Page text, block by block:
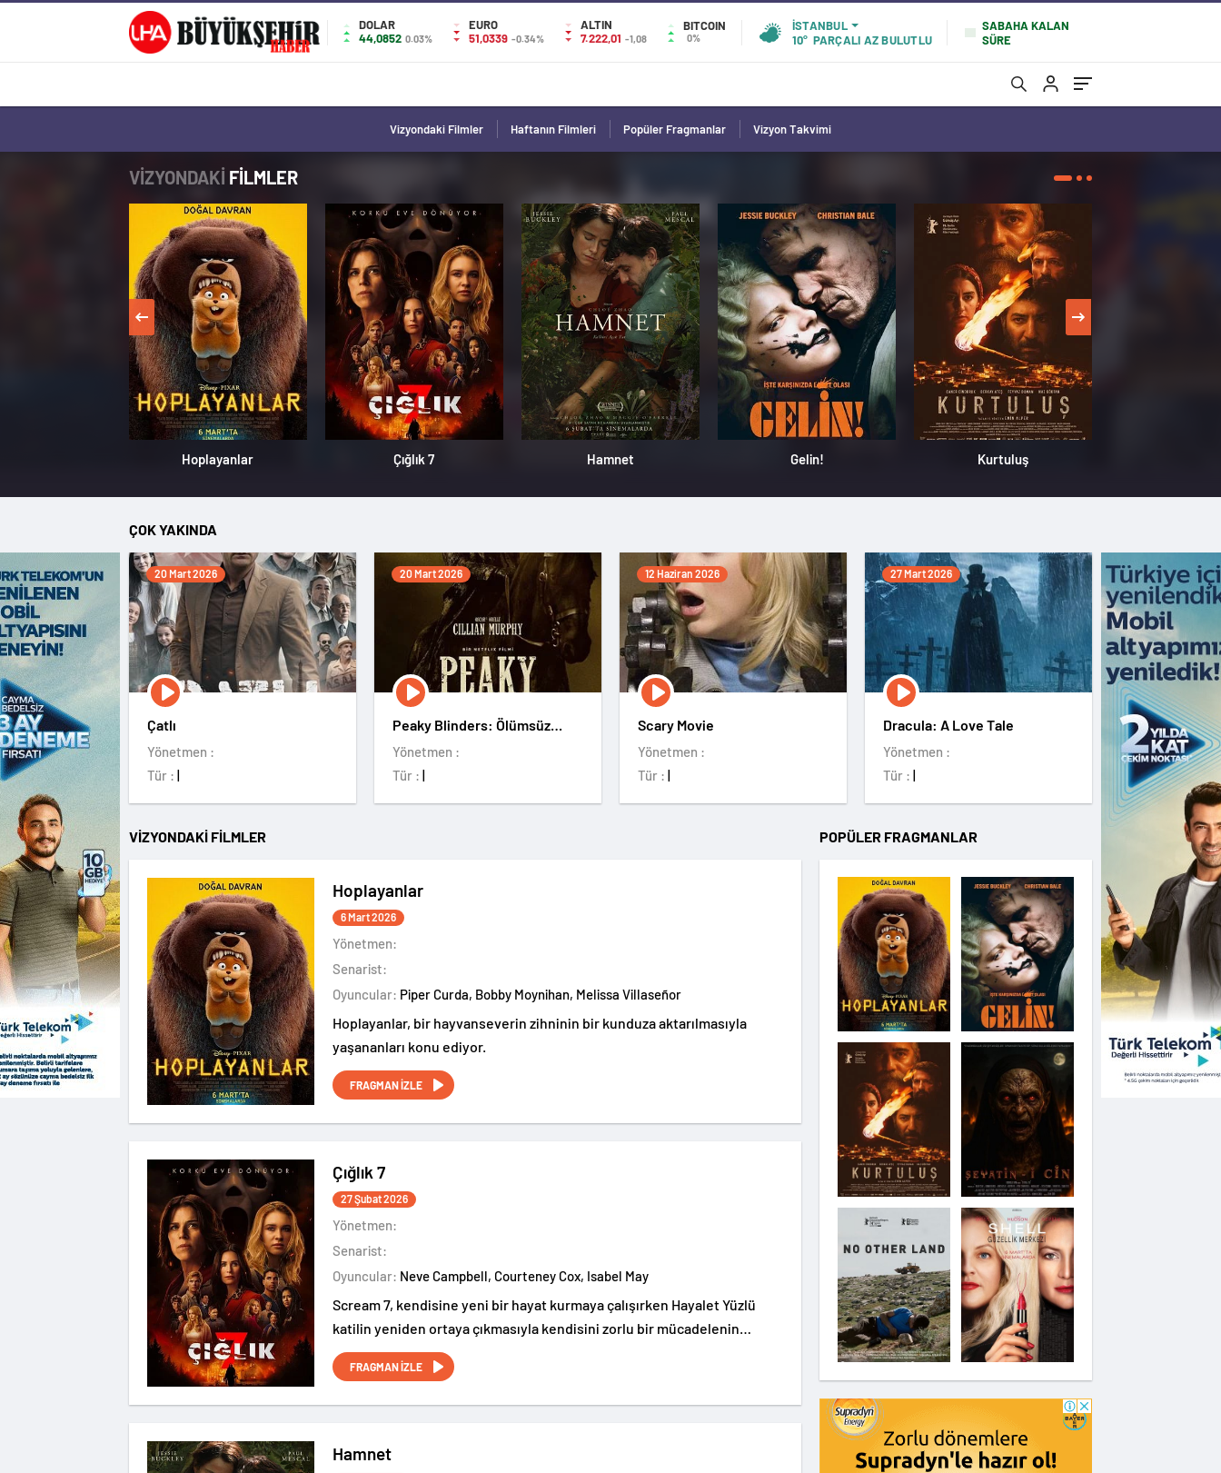
DOLAR
44,0852 0.03%
EURO
51,0339 -0.34%
ALTIN
7.222,01 -1,08
BITCOIN
0%
İSTANBUL
10° PARÇALI AZ BULUTLU
SABAHA KALAN
SÜRE
Vizyondaki Filmler Haftanın Filmleri Popüler Fragmanlar Vizyon Takvimi
VİZYONDAKİ FİLMLER
Hoplayanlar Çığlık 7 Hamnet Gelin! Kurtuluş
ÇOK YAKINDA
20 Mart 2026
Çatlı
Yönetmen :
Tür : |
20 Mart 2026
Peaky Blinders: Ölümsüz
Adam
Yönetmen :
Tür : |
12 Haziran 2026
Scary Movie
Yönetmen :
Tür : |
27 Mart 2026
Dracula: A Love Tale
Yönetmen :
Tür : |
VİZYONDAKİ FİLMLER
Hoplayanlar
6 Mart 2026
Yönetmen:
Senarist:
Oyuncular:
Piper Curda, Bobby Moynihan, Melissa Villaseñor
Hoplayanlar, bir hayvanseverin zihninin bir kunduza aktarılmasıyla
yaşananları konu ediyor.
FRAGMAN İZLE
Çığlık 7
27 Şubat 2026
Yönetmen:
Senarist:
Oyuncular:
Neve Campbell, Courteney Cox, Isabel May
Scream 7, kendisine yeni bir hayat kurmaya çalışırken Hayalet Yüzlü
katilin yeniden ortaya çıkmasıyla kendisini zorlu bir mücadelenin
içerisinde bulan Sidney’in hikayesini konu ediyor.
FRAGMAN İZLE
Hamnet
POPÜLER FRAGMANLAR